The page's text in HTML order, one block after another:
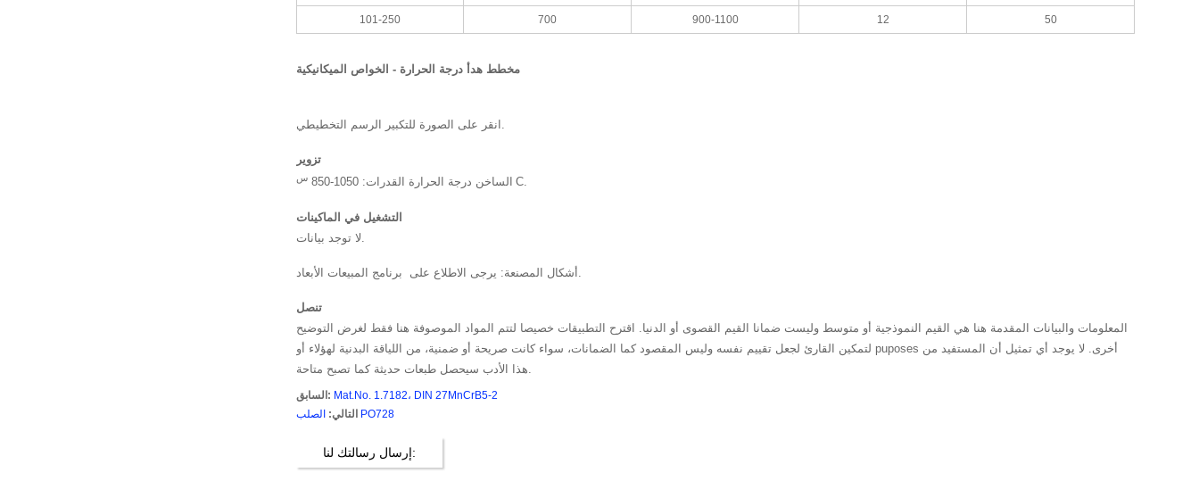
101-250 700 900-1100 12 50
مخطط هدأ درجة الحرارة - الخواص الميكانيكية
انقر على الصورة للتكبير الرسم التخطيطي.
تزوير
الساخن درجة الحرارة القدرات: 1050-850 C.
التشغيل في الماكينات
أشكال المصنعة: يرجى الاطلاع على
تنصل
المعلومات والبيانات المقدمة هنا هي القيم النموذجية أو متوسط وليست ضمانا القيم القصوى أو الدنيا. اقترح التطبيقات خصيصا لتتم المواد الموصوفة هنا فقط لغرض التوضيح
لتمكين القارئ لجعل تقييم نفسه وليس المقصود كما الضمانات، سواء كانت صريحة أو ضمنية، من اللياقة البدنية لهؤلاء أو puposes أخرى. لا يوجد أي تمثيل أن المستفيد من
السابق: Mat.No. 1.7182، DIN 27MnCrB5-2
التالي: الصلب PO728
إرسال رسالتك لنا: